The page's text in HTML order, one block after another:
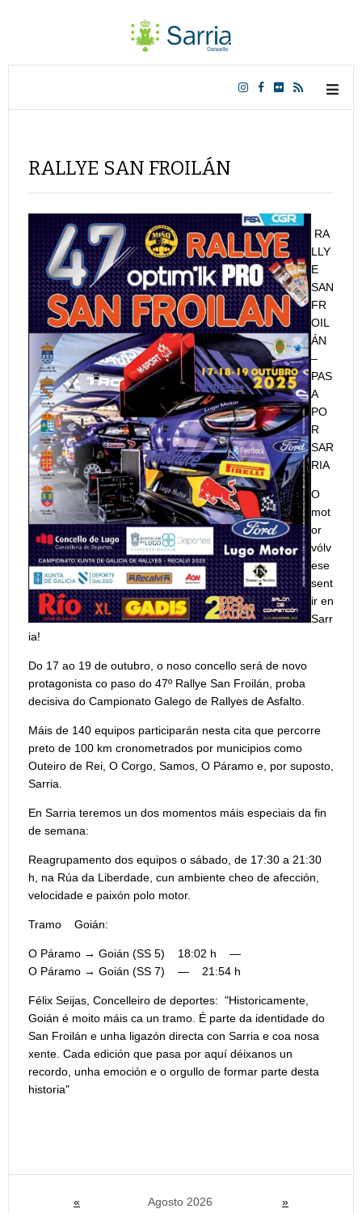
RALLYE SAN FROILÁN
RA
LLY
E
SAN
FR
OIL
ÁN
–
PAS
A
PO
R
SAR
RIA
O
mot
or
vólv
ese
sent
ir en
Sarr
ia!
Do 17 ao 19 de outubro, o noso concello será de novo
protagonista co paso do 47º Rallye San Froilán, proba
decisiva do Campionato Galego de Rallyes de Asfalto.
Máis de 140 equipos participarán nesta cita que percorre
preto de 100 km cronometrados por municipios como
Outeiro de Rei, O Corgo, Samos, O Páramo e, por suposto,
Sarria.
En Sarria teremos un dos momentos máis especiais da fin
de semana:
Reagrupamento dos equipos o sábado, de 17:30 a 21:30
h, na Rúa da Liberdade, cun ambiente cheo de afección,
velocidade e paixón polo motor.
Tramo Goián:
O Páramo → Goián (SS 5) 18:02 h —
O Páramo → Goián (SS 7) — 21:54 h
Félix Seijas, Concelleiro de deportes: "Historicamente,
Goián é moito máis ca un tramo. É parte da identidade do
San Froilán e unha ligazón directa con Sarria e coa nosa
xente. Cada edición que pasa por aquí déixanos un
recordo, unha emoción e o orgullo de formar parte desta
historia"
« Agosto 2026 »